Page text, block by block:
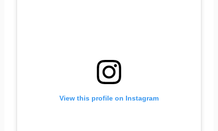
View this profile on Instagram